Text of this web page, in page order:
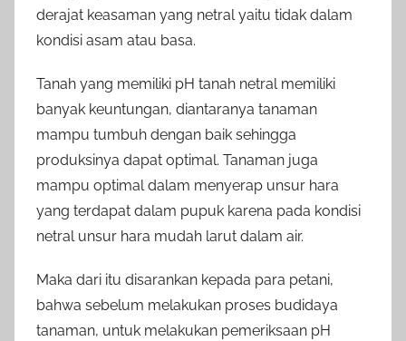
derajat keasaman yang netral yaitu tidak dalam
kondisi asam atau basa.
Tanah yang memiliki pH tanah netral memiliki
banyak keuntungan, diantaranya tanaman
mampu tumbuh dengan baik sehingga
produksinya dapat optimal. Tanaman juga
mampu optimal dalam menyerap unsur hara
yang terdapat dalam pupuk karena pada kondisi
netral unsur hara mudah larut dalam air.
Maka dari itu disarankan kepada para petani,
bahwa sebelum melakukan proses budidaya
tanaman, untuk melakukan pemeriksaan pH